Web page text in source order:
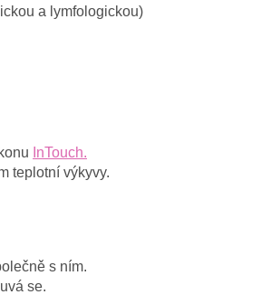
a lymfologickou)
InTouch.
teplotní výkyvy.
s ním.
se.